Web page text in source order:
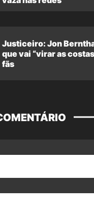
Justiceiro: Jon
que vai “virar as
fãs